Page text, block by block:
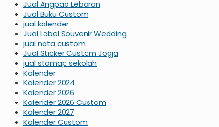
Jual Angpao Lebaran
Jual Buku Custom
jual kalender
Jual Label Souvenir Wedding
jual nota custom
Jual Sticker Custom Jogja
jual stomap sekolah
Kalender
Kalender 2024
Kalender 2026
Kalender 2026 Custom
Kalender 2027
Kalender Custom